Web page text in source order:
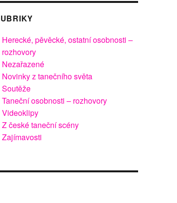
Herecké, pěvěcké, ostatní osobnosti –
rozhovory
Nezařazené
Novinky z tanečního světa
Soutěže
Taneční osobnosti – rozhovory
Videoklipy
Z české taneční scény
Zajímavosti